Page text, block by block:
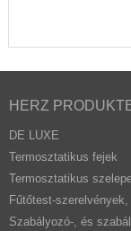
HERZ
DE LUXE
Termosztatikus fejek
Termosztatikus
Fűtőtest-
Szabályozó-, és